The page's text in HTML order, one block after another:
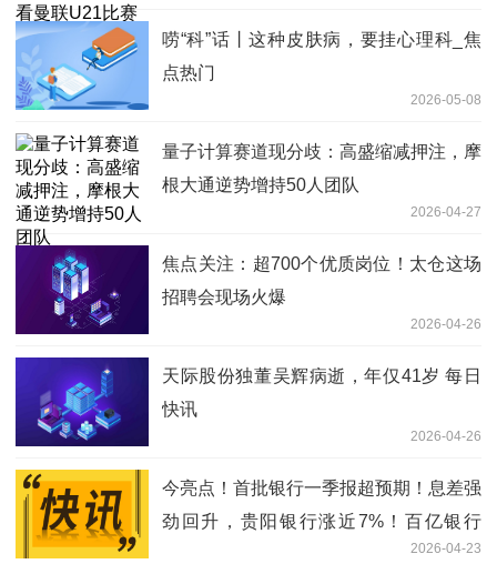
唠“科”话丨这种皮肤病，要挂心理科_焦
点热门
2026-05-08
量子计算赛道现分歧：高盛缩减押注，摩
根大通逆势增持50人团队
2026-04-27
焦点关注：超700个优质岗位！太仓这场
招聘会现场火爆
2026-04-26
天际股份独董吴辉病逝，年仅41岁 每日
快讯
2026-04-26
今亮点！首批银行一季报超预期！息差强
劲回升，贵阳银行涨近7%！百亿银行
ETF华宝逆市上涨，基金经理解读来了
2026-04-23